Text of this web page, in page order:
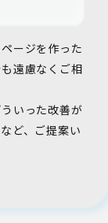
ージを作った
遠慮なくご相
いった改善が
ど、ご提案い